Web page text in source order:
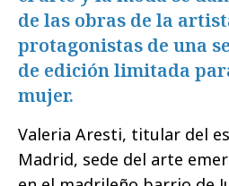
de las obras de la
protagonistas de una
de edición limitada
mujer.
Valeria Aresti, titular del
Madrid, sede del arte